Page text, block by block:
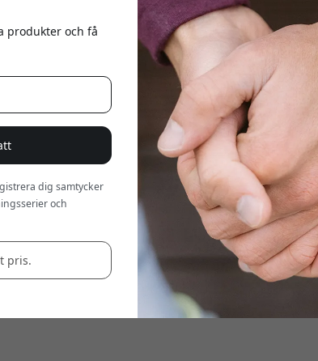
produkter och få
dig samtycker
och
pris.